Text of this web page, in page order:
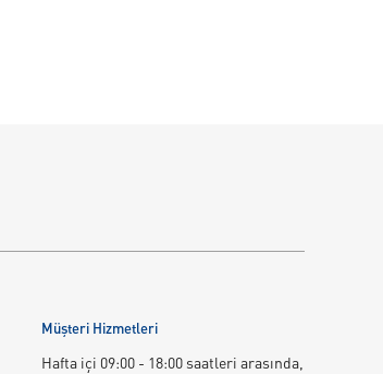
Müşteri Hizmetleri
Hafta içi 09:00 - 18:00 saatleri arasında,